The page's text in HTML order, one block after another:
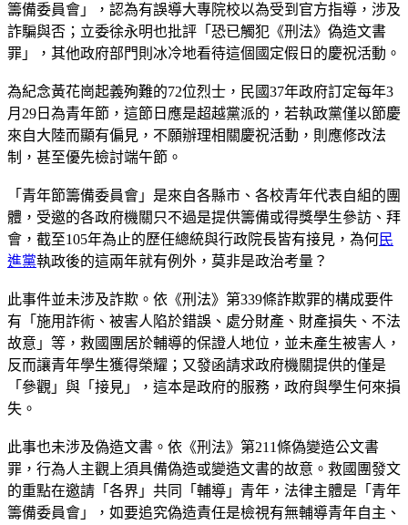
籌備委員會」，認為有誤導大專院校以為受到官方指導，涉及
詐騙與否；立委徐永明也批評「恐已觸犯《刑法》偽造文書
罪」，其他政府部門則冰冷地看待這個國定假日的慶祝活動。
為紀念黃花崗起義殉難的72位烈士，民國37年政府訂定每年3
月29日為青年節，這節日應是超越黨派的，若執政黨僅以節慶
來自大陸而顯有偏見，不願辦理相關慶祝活動，則應修改法
制，甚至優先檢討端午節。
「青年節籌備委員會」是來自各縣市、各校青年代表自組的團
體，受邀的各政府機關只不過是提供籌備或得獎學生參訪、拜
會，截至105年為止的歷任總統與行政院長皆有接見，為何民
進黨執政後的這兩年就有例外，莫非是政治考量？
此事件並未涉及詐欺。依《刑法》第339條詐欺罪的構成要件
有「施用詐術、被害人陷於錯誤、處分財產、財產損失、不法
故意」等，救國團居於輔導的保證人地位，並未產生被害人，
反而讓青年學生獲得榮耀；又發函請求政府機關提供的僅是
「參觀」與「接見」，這本是政府的服務，政府與學生何來損
失。
此事也未涉及偽造文書。依《刑法》第211條偽變造公文書
罪，行為人主觀上須具備偽造或變造文書的故意。救國團發文
的重點在邀請「各界」共同「輔導」青年，法律主體是「青年
籌備委員會」，如要追究偽造責任是檢視有無輔導青年自主、